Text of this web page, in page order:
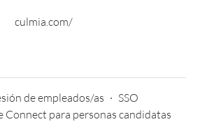
culmia.com/
de empleados/as · SSO
Connect para personas candidatas